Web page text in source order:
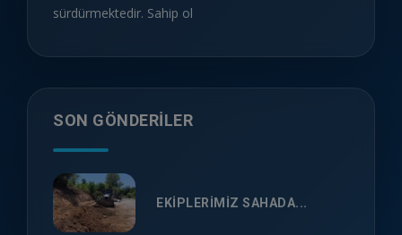
sürdürmektedir. Sahip ol
SON GÖNDERILER
EKİPLERİMİZ SAHADA...